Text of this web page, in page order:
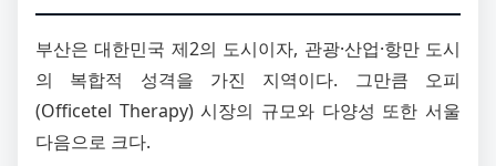
부산은 대한민국 제2의 도시이자, 관광·산업·항만 도시
의 복합적 성격을 가진 지역이다. 그만큼 오피
(Officetel Therapy) 시장의 규모와 다양성 또한 서울
다음으로 크다.